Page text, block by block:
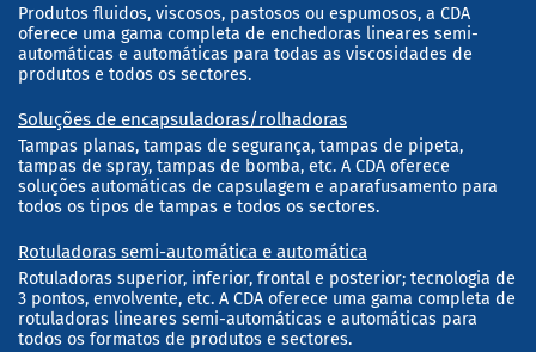
Produtos fluidos, viscosos, pastosos ou espumosos, a CDA
oferece uma gama completa de enchedoras lineares semi-
automáticas e automáticas para todas as viscosidades de
produtos e todos os sectores.
Soluções de encapsuladoras/rolhadoras
Tampas planas, tampas de segurança, tampas de pipeta,
tampas de spray, tampas de bomba, etc. A CDA oferece
soluções automáticas de capsulagem e aparafusamento para
todos os tipos de tampas e todos os sectores.
Rotuladoras semi-automática e automática
Rotuladoras superior, inferior, frontal e posterior; tecnologia de
3 pontos, envolvente, etc. A CDA oferece uma gama completa de
rotuladoras lineares semi-automáticas e automáticas para
todos os formatos de produtos e sectores.